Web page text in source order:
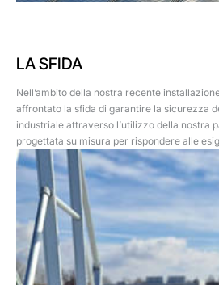
LA SFIDA
Nell’ambito della nostra recente
affrontato la sfida di garantire la sicurezza
industriale attraverso l’utilizzo della nostra
progettata su misura per rispondere alle